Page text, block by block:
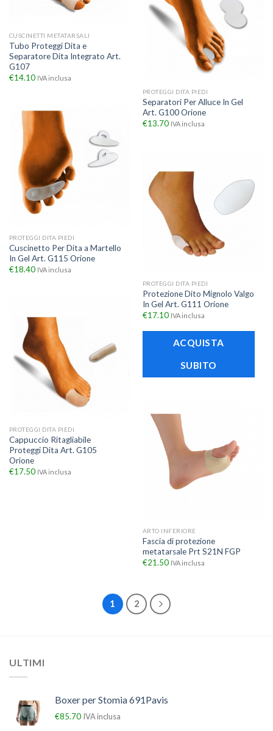
CUSCINETTI METATARSALI
Tubo Proteggi Dita e
Separatore Dita Integrato Art.
G107
€14.10 IVA inclusa
PROTEGGI DITA PIEDI
Separatori Per Alluce In Gel
Art. G100 Orione
€13.70 IVA inclusa
PROTEGGI DITA PIEDI
Cuscinetto Per Dita a Martello
In Gel Art. G115 Orione
€18.40 IVA inclusa
PROTEGGI DITA PIEDI
Protezione Dito Mignolo Valgo
In Gel Art. G111 Orione
€17.10 IVA inclusa
ACQUISTA
SUBITO
PROTEGGI DITA PIEDI
Cappuccio Ritagliabile
Proteggi Dita Art. G105
Orione
€17.50 IVA inclusa
ARTO INFERIORE
Fascia di protezione
metatarsale Prt S21N FGP
€21.50 IVA inclusa
1 2
ULTIMI
Boxer per Stomia 691Pavis
€85.70 IVA inclusa